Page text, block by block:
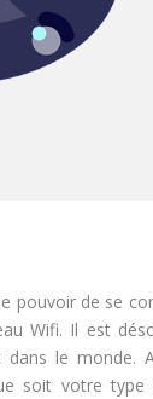
pouvoir de se
Wifi. Il est
le monde.
soit votre type